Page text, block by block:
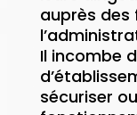
auprès des
Il incombe
sécuriser